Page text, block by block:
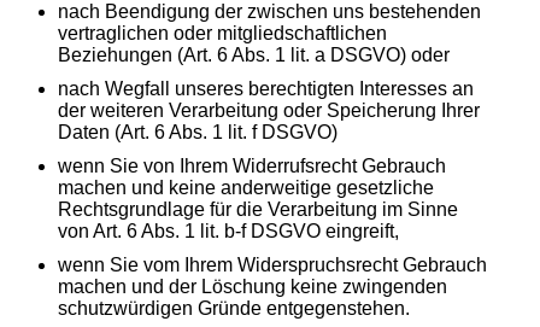
nach Beendigung der zwischen uns bestehenden
vertraglichen oder mitgliedschaftlichen
Beziehungen (Art. 6 Abs. 1 lit. a DSGVO) oder
nach Wegfall unseres berechtigten Interesses an
der weiteren Verarbeitung oder Speicherung Ihrer
Daten (Art. 6 Abs. 1 lit. f DSGVO)
wenn Sie von Ihrem Widerrufsrecht Gebrauch
machen und keine anderweitige gesetzliche
Rechtsgrundlage für die Verarbeitung im Sinne
von Art. 6 Abs. 1 lit. b-f DSGVO eingreift,
wenn Sie vom Ihrem Widerspruchsrecht Gebrauch
machen und der Löschung keine zwingenden
schutzwürdigen Gründe entgegenstehen.